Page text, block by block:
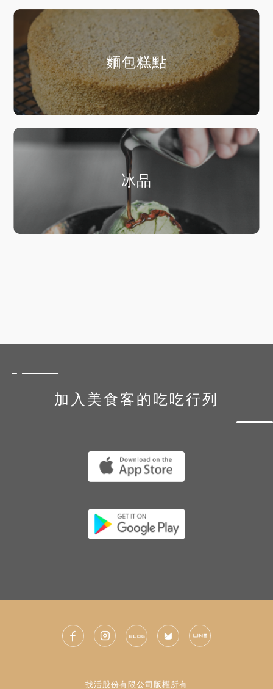
麵包糕點
冰品
加入美食客的吃吃行列
找活股份有限公司版權所有